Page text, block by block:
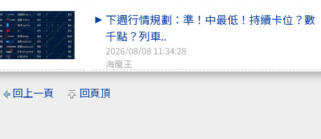
下週行情規劃：準！中最低！持續卡位？數
千點？列車..
2026/08/08 11:34:28
海龍王
回上一頁 回頁頂